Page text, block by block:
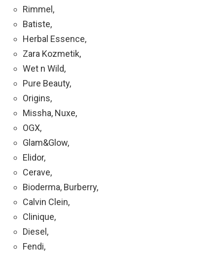
Rimmel,
Batiste,
Herbal Essence,
Zara Kozmetik,
Wet n Wild,
Pure Beauty,
Origins,
Missha, Nuxe,
OGX,
Glam&Glow,
Elidor,
Cerave,
Bioderma, Burberry,
Calvin Clein,
Clinique,
Diesel,
Fendi,